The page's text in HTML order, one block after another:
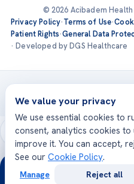
© 2026 Acibadem
Privacy Policy·Terms of Use·
Patient Rights·General Data
· Developed by DGS Healthcare
Treatments are delivered at
Acıbadem
We value your privacy
We use essential cookies to
consent, analytics cookies
improve it. You can accept,
See our Cookie Policy.
Manage Reject all
24/7